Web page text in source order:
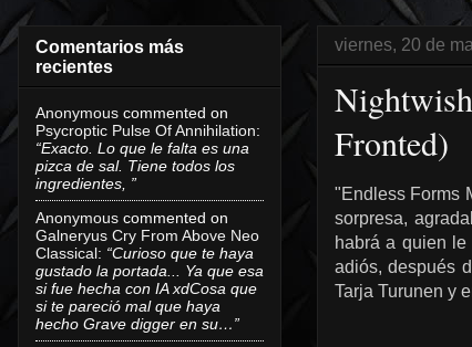
viernes, 20 de
Fronted)
"Endless Forms
sorpresa,
habrá a quien
adiós, después
Tarja Turunen y
Comentarios más
recientes
Anonymous commented on
Psycroptic Pulse Of Annihilation:
“Exacto. Lo que le falta es una
pizca de sal. Tiene todos los
ingredientes, ”
Anonymous commented on
Galneryus Cry From Above Neo
Classical: “Curioso que te haya
gustado la portada... Ya que esa
si fue hecha con IA xdCosa que
si te pareció mal que haya
hecho Grave digger en su…”